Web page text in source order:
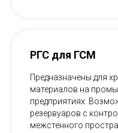
РГС для ГСМ
Предназначены для
материалов на
предприятиях.
резервуаров с
межстенного